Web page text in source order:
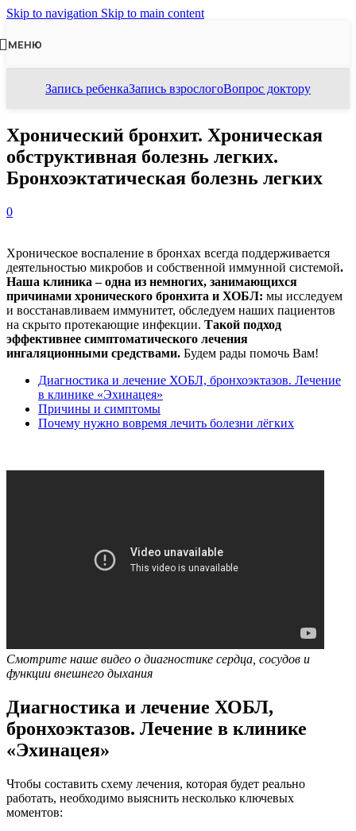
Skip to navigation Skip to main content
МЕНЮ
Запись ребенкаЗапись взрослогоВопрос доктору
Хронический бронхит. Хроническая
обструктивная болезнь легких.
Бронхоэктатическая болезнь легких
0
Хроническое воспаление в бронхах всегда поддерживается
деятельностью микробов и собственной иммунной системой.
Наша клиника – одна из немногих, занимающихся
причинами хронического бронхита и ХОБЛ: мы исследуем
и восстанавливаем иммунитет, обследуем наших пациентов
на скрыто протекающие инфекции. Такой подход
эффективнее симптоматического лечения
ингаляционными средствами. Будем рады помочь Вам!
Диагностика и лечение ХОБЛ, бронхоэктазов. Лечение
в клинике «Эхинацея»
Причины и симптомы
Почему нужно вовремя лечить болезни лёгких
Смотрите наше видео о диагностике сердца, сосудов и
функции внешнего дыхания
Диагностика и лечение ХОБЛ,
бронхоэктазов. Лечение в клинике
«Эхинацея»
Чтобы составить схему лечения, которая будет реально
работать, необходимо выяснить несколько ключевых
моментов: